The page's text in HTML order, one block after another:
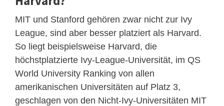
MIT und Stanford gehören zwar nicht zur Ivy
League, sind aber besser platziert als Harvard.
So liegt beispielsweise Harvard, die
höchstplatzierte Ivy-League-Universität, im QS
World University Ranking von allen
amerikanischen Universitäten auf Platz 3,
geschlagen von den Nicht-Ivy-Universitäten MIT